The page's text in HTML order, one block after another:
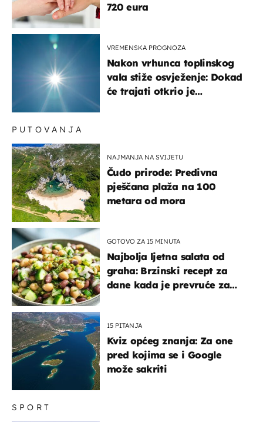
720 eura
VREMENSKA PROGNOZA
Nakon vrhunca toplinskog
vala stiže osvježenje: Dokad
će trajati otkrio je
SPORT
PUTOVANJA
NAJMANJA NA SVIJETU
Čudo prirode: Predivna
pješčana plaža na 100
metara od mora
GOTOVO ZA 15 MINUTA
Najbolja ljetna salata od
graha: Brzinski recept za
dane kada je prevruće za
15 PITANJA
Kviz općeg znanja: Za one
pred kojima se i Google
može sakriti